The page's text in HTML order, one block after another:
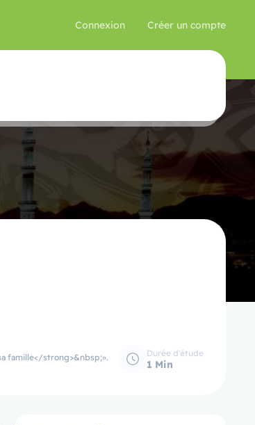
Connexion Créer un compte
famille</strong>&nbsp;».
Durée d'étude
1 Min